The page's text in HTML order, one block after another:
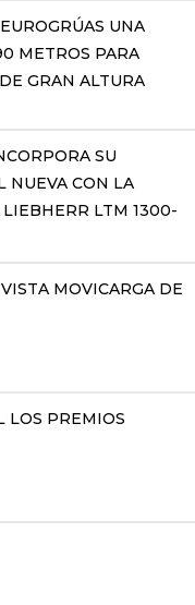
UNA
METROS PARA
GRAN ALTURA
SU
NUEVA CON LA
LTM 1300-
MOVICARGA DE
LOS PREMIOS